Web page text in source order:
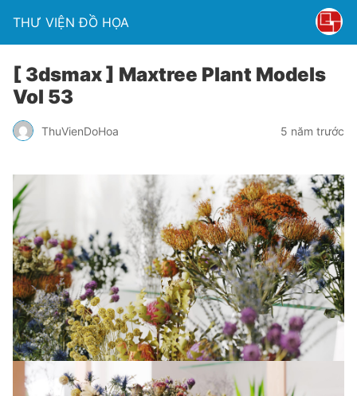
THƯ VIỆN ĐỒ HỌA
[ 3dsmax ] Maxtree Plant Models
Vol 53
ThuVienDoHoa 5 năm trước